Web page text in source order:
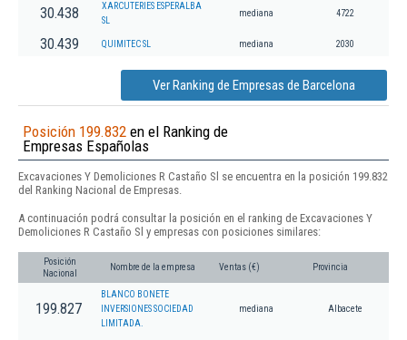
30.438
XARCUTERIES ESPERALBA
SL
mediana 4722
30.439 QUIMITEC SL mediana 2030
Ver Ranking de Empresas de Barcelona
Posición 199.832 en el Ranking de
Empresas Españolas
Excavaciones Y Demoliciones R Castaño Sl se encuentra en la posición 199.832
del Ranking Nacional de Empresas.
A continuación podrá consultar la posición en el ranking de Excavaciones Y
Demoliciones R Castaño Sl y empresas con posiciones similares:
Posición
Nacional
Nombre de la empresa Ventas (€) Provincia
199.827
BLANCO BONETE
INVERSIONES SOCIEDAD
LIMITADA.
mediana Albacete